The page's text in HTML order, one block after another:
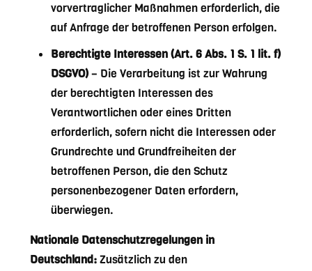
vorvertraglicher Maßnahmen erforderlich, die
auf Anfrage der betroffenen Person erfolgen.
Berechtigte Interessen (Art. 6 Abs. 1 S. 1 lit. f)
DSGVO)– Die Verarbeitung ist zur Wahrung
der berechtigten Interessen des
Verantwortlichen oder eines Dritten
erforderlich, sofern nicht die Interessen oder
Grundrechte und Grundfreiheiten der
betroffenen Person, die den Schutz
personenbezogener Daten erfordern,
überwiegen.
Nationale Datenschutzregelungen in
Deutschland:Zusätzlich zu den